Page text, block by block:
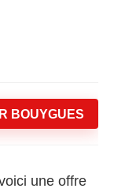
BOUYGUES
une offre